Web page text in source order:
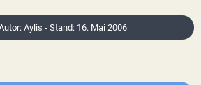
Aylis - Stand: 16. Mai 2006